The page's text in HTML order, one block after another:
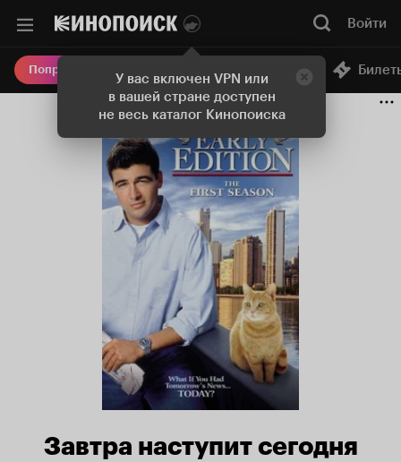
У вас включен VPN или
в вашей стране доступен
не весь каталог Кинопоиска
Войти
Попробовать Плюс Онлайн-кинотеатр
Завтра наступит сегодня